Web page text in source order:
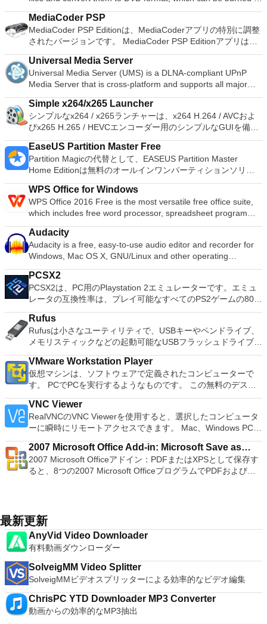
DVD. This can then be played on any standalone DVD player,
Media Center or Home Cinema. There are a number of useful
tools included in DVD Flick, including the ability to add
additional custom audio tracks, and subtitles as well as create
a menu for easier navigation. DVD Flick supports over 45 file
formats, 60 video codecs, and 40 audio codecs. When you
have created a menu and added subtitles (if required) you
can then burn your project to disc after encoding. DVD Flick
can also read AviSynth scripts, which allow you to do
advanced post processing of images using a powerful
scripting language. You will need to have AviSynth installed in
order to use its functionality in DVD Flick. Key Features
Include: Burn video files to DVD. Support for over 45 file
formats. Support for over 60 video codecs. Support for over
40 audio codecs. Add your own subtitles. Easy to use
encoding. DVD Flick uses the powerful FFMPEG project to
decode the many file formats and codecs it supports.
FFMPEG is also used to provide audio and video encoding
functionality in order to produce the finalized DVD. Overall,
DVD Flick is fantastic tool that is lightweight, easy to use and
has virtually no learning curve. The interface is really simple
to navigate and users of all levels of expertise will be able to
convert and burn DVD files in no time.
MediaCoder PSP
MediaCoder PSP Editionは、MediaCoderアプリの特別に調整
されたバージョンです。 MediaCoder PSP Editionアプリは、
ソニーのポータブルゲームハンドセットのビデオメディアをエ
ンコードするためのものです。アプリには最適化されたプリセ
ットが付属しており、高速GPUアクセラレーションエンコー
ディングを使用して最高品質のメディアファイルを提供しま
す。 主な機能は次のとおりです。 PSP AVC / PMP / MKVファ
イルへの変換のサポート。 PSPビデオ用に最適化されたパラ
メーター。 PSPへのファイルの自動転送のサポート。 最高の
視覚的品質のための高度な時間的ビデオフィルタリング。
GPUエンコーディングアクセラレーション。 マルチコアの電
力利用のサポート。 このアプリは、ムービーをPSP互換形式
に変換するように設計されているため、ファイルを変換できる
シンプルなPSP専用ユーザーインターフェイスを備えていま
す。 全体として、MediaCoder PSP Editionアプリは、比較的
高速で、PSPコンソールに高品質のエンコードパフォーマンス
を提供します。
Universal Media Server
Universal Media Server (UMS) is a DLNA-compliant UPnP
Media Server that is cross-platform and supports all major
operating systems, including Windows, Linux and Mac OS X.
It can stream or transcode numerous different media formats
with little or no configuration. Key features include: Easy to
configure. Written in Java for use on Windows, Linux or Mac
OS X. Intuitive user interface. Supported devices include*:
Apple iPhone. Boxee. Google Chromecast. Microsoft Xbox
One. Panasonic TVs. Philips TVs. Roku 3. Samsung TVs.
Showtime. Sony PlayStation 3 (PS3). Sony PlayStation Vita.
XBMC Media Center. Apple iPad. Apple iPod. Microsoft Xbox
360. Sony PlayStation 4 (PS4). Western Digital WD TV Live.
Google Android. UMS is powered by MEncoder, FFmpeg,
tsMuxeR, AviSynth, MediaInfo and more, which combine to
offer support for a wide range of different media formats. If
you want to stream your media to virtually any DLNA-
compatible device around your home, then UMS is the way
undertake on the fly bitrate adjustment that adapts to your
home network. This produces streams that automatically give
you the maximum available sound and video quality you can
get. The application also features a web interface for easy
use if your destination doesn't support DLNA, and it also
works with subtitles and subtitle files too. *This list is not
exhaustive. Looking for the Mac version of Universal Media
Server? Download Here
Simple x264/x265 Launcher
シンプルなx264 / x265ランチャーは、x264 H.264 / AVCおよ
びx265 H.265 / HEVCエンコーダー用のシンプルなGUIを備え
た軽量アプリです。 64ビットバージョンのエンコーダーで使
用でき、AvisynthおよびVapourSynth入力のサポートを提供し
ます。 シンプルなx264 / x265ランチャーには、使いやすいレ
イアウトがあり、組み込みの参照ボタンを使用してファイルを
簡単に追加したり、ファイルをドラッグアンドドロップしたり
できます。 AVS、VPY、MKV、MP4、AVI、FLV、Y4M、YUV
などのさまざまな形式をサポートしています。 主な機能は次
のとおりです。 H.264 / AVC（x264）およびH.265 /
HEVC（x265）ファイルの作成のサポート。 64ビットおよび
32ビットエンコーダーバイナリのサポート。 バッチエンコー
ディングのサポートが実装されています。 新しいジョブを追
加するためのコマンドラインインターフェイスのサポート。
複数のエンコードジョブを同時に実行できます。 Avisynthお
よびVapurSynthフレームサーバー入力のサポート。 32ビット
のAvisynth / VapourSynthは、64ビットのx264 / x265と混在で
ー定義のテンプレートを使用してエンコーダー構成を管理しま
す。 簡単なエンコーダ設定。 完全に自己完結型で、追加のコ
ーデックやプラグインは必要ありません。 テスト中、Simple
x264 / x265 Launcherは比較的迅速にタスクを実行でき、良好
な出力結果をもたらしました。そうは言っても、ファイルのサ
イズが大きくなると多少苦労し、エンコード処理を完了するの
により多くの時間が必要になりました。 全体として、Simple
x264 / x265 Launcherは、マルチメディアファイルをエンコー
ドするための直感的なGUIを備えた信頼性の高い強力なビデオ
エンコーダーです。レイアウトは目にやさしいため、初心者か
らエキスパートまで、あらゆるレベルの専門知識を持つユーザ
ーに適しています。そうは言っても、構成設定の一部は初心者
ユーザーが理解するのが難しくなる可能性があり、アプリのマ
イナス面は小さなフットプリントを残さず、強力なPCを実行
EaseUS Partition Master Free
Partition Magicの代替として、EASEUS Partition Master
Home Editionは無料のオールインワンパーティションソリュ
ーションおよびディスク管理ユーティリティです。パーティシ
ョンの拡張（特にシステムドライブ用）、ディスク領域の管
理、MBRおよびGUIDパーティションテーブル（GPT）ディス
クのディスク領域不足の問題の解決を可能にします。 パーテ
ィションのサイズ変更/移動システムドライブを拡張するディ
スクとパーティションをコピーパーティションをマージ分割パ
ーティション空き領域を再分配するダイナミックディスクの変
換パーティションを回復する
WPS Office for Windows
WPS Office 2016 Free is the most versatile free office suite,
which includes free word processor, spreadsheet program
and presentation maker. With these three programs you will
easily be able to deal with any office related tasks. WPS
Office 2016 Free has multiple language support for English,
French, German, Spanish, Portuguese,Russian and Polish
languages. To switch between languages requires only a
single click! Despite being a free suite, WPS Office comes
with many innovative features, such as the paragraph
adjustment tool and multiple tabbed feature. It also has a PDF
converter, spell check and word count feature. WPS Office
2016 Personal Edition supports switching language UI,File
Roaming and Docer online templates. Key features include:
Writer Efficient word processor. Presentation Multimedia
presentations creator. Spreadsheets Powerful tool for data
processing and analysis. 100% compatible with MS Office
document file types (.docx, .pptx, .xlsx, etc.). Thousands of
support (iOS and Android). WPS Cloud Storage included.
Although it is a free suite, WPS Office 2016 Free comes with
many innovative features, including a useful a paragraph
adjustment tool int he Writer program. It has an Office to PDF
converter, automatic spell checking and word count features.
It also has some neat tools such as the Watermark in
document, and converting PowerPoint to Word document
effective slide show maker that helps you to create impressive
multimedia presentations; and the Spreadsheets program is
both a flexible and a powerful spreadsheet application.
Audacity
Audacity is a free, easy-to-use audio editor and recorder for
Windows, Mac OS X, GNU/Linux and other operating
systems. You can use Audacity to: Record live audio. Convert
tapes and records into digital recordings or CDs. Edit Ogg
Vorbis, MP3, WAV or AIFF sound files. Cut, copy, splice or mix
sounds together. Change the speed or pitch of a recording.
Add new effects with LADSPA plug-ins. And more!
PCSX2
PCSX2は、PC用のPlaystation 2エミュレーターです。エミュ
レータの互換性率は、プレイ可能なすべてのPS2ゲームの80％
以上を誇っています。かなり強力なコンピューターを所有して
いる場合、PCSX2は優れたエミュレーターです。また、この
アプリケーションはローエンドコンピューターのサポートも提
供するため、Playstation 2コンソールのすべての所有者は、
PCで動作するゲームを見ることができます。 PCSX2エミュレ
ーターを使用すると、PS2コントローラーを使用して、本物の
プレイステーション体験をシミュレートできます。このアプリ
ケーションでは、ディスクからゲームを直接実行することも、
ハードドライブからISOイメージとして実行することもできま
す。 主な機能は次のとおりです。 Savestates：ボタンを1つ
押すだけで、ゲームの現在の「状態」を保存できます。 無制
限のメモリーカード：好きなだけメモリーカードを保存でき、
8MBから64MBまでの単一の物理カードに制限されなくなりま
した。 高解像度グラフィックス：PCSX2を使用すると、
1080pまたは4K HDでゲームをプレイできます。 全体とし
労し、時々フリーズまたはクラッシュすることです。* PCSX2
を使用するには、コンソールから抽出できるPlaystation 2
BIOSが必要です。
Rufus
Rufusは小さなユーティリティで、USBキーやペンドライブ、
メモリスティックなどの起動可能なUSBフラッシュドライブを
フォーマットおよび作成できます。 Rufusは、次のシナリオで
役立ちます。 Windows、Linux、およびUEFI用の起動可能な
ISOからUSBインストールメディアを作成する必要がある場
合。 OSがインストールされていないシステムで作業する必要
がある場合。 BIOSまたはその他のファームウェアをDOSから
フラッシュする必要がある場合。 低レベルのユーティリティ
を実行する必要がある場合。 Rufusは次の* ISOで動作しま
す：Arch Linux、Archbang、BartPE / pebuilder、CentOS、
Damn Small Linux、Fedora、FreeDOS、Gentoo、
gNewSense、Hiren&#39;s Boot CD、LiveXP、Knoppix、
Kubuntu、Linux Mint、NT Password Registry Editor、
OpenSUSE、Parted Magic、Slackware、Tails、Trinity
ん。 サポートされている言語は次のとおりです。インドネシ
ア語、マレーシア語、セシュティナ、ダンスク、ドイツ語、英
語、スペイン語、フランス語、フルバツキー、イタリア語、ラ
ク、ポルスキ、ポルトガル、ポルトガル、スロヴェンスキー、
スロベンツキー、スロヴェンスキーSrpski、Suomi、
Svenska、Türkçe。
VMware Workstation Player
仮想マシンは、ソフトウェアで定義されたコンピューターで
す。 PCでPCを実行するようなものです。 この無料のデスク
トップ仮想化ソフトウェアアプリケーションにより、VMware
Workstation、VMware Fusion、VMware Server、または
VMware ESXで作成された仮想マシンを簡単に操作できます。
主な機能は次のとおりです。 1台のPCで複数のオペレーティ
ングシステムを同時に実行します。 インストールや構成の問
題なしに、事前構成された製品の利点を体験してください。
ホストコンピューターと仮想マシン間でデータを共有します。
32ビットと64ビットの両方の仮想マシンを実行します。 2-
レーティングシステムのサポート。 USB 2.0デバイスのサポー
ト。 起動時にアプライアンス情報を取得します。 直感的なホ
ームページインターフェイスを介して仮想マシンに簡単にアク
セスできます。 VMware Playerは、Microsoft Virtual Server仮
想マシンまたはMicrosoft Virtual PC仮想マシンもサポートして
います。
VNC Viewer
RealVNCのVNC Viewerを使用すると、選択したコンピュータ
ーに瞬時にリモートアクセスできます。 Mac、Windows PC、
またはLinuxマシン、世界中のどこからでも。 VNC Viewerを
使用すると、コンピューターのデスクトップを表示したり、コ
ンピューターの前に直接座っているかのようにマウスとキーボ
ードを制御したりできます。 VNC Viewerは、インストールと
トフォームにVNC Viewerをインストールする権限がない場合
は、スタンドアロンオプションを選択する必要があります。
主な機能は次のとおりです。 クラウドサービスを介してVNC
Connectを実行しているコンピューターに接続します。 Apple
Screen Sharing（ARD）などのサードパーティ製のVNC互換
ソフトウェアを実行しているコンピューターに直接接続しま
す。 各デバイスでVNC Viewerにサインインして、すべてのデ
バイス間の接続をバックアップおよび同期します。 仮想キー
ボードの上のスクロールバーには、Command / Windowsなど
2007 Microsoft Office Add-in: Microsoft Save as
PDF or XPS
2007 Microsoft Officeアドイン：PDFまたはXPSとして保存す
ると、8つの2007 Microsoft OfficeプログラムでPDFおよび
ます（特定の機能はプログラムによって異なります）。 この
ダウンロードは、次のOfficeプログラムで動作します。
Microsoft Office Access 2007。 Microsoft Office Excel 2007。
Microsoft Office InfoPath 2007。 Microsoft Office OneNote
2007。 Microsoft Office PowerPoint 2007。 Microsoft Office
Publisher 2007。 Microsoft Office Visio 2007。 Microsoft
Office Word 2007。 2007 Microsoft Officeプログラムのこの
Microsoft Save as PDFまたはXPSアドインは、2007 Microsoft
Office systemソフトウェアの補足条項であり、2007 Microsoft
Office systemソフトウェアのライセンス条項の対象となりま
最新更新
AnyVid Video Downloader
有料動画ダウンローダー
SolveigMM Video Splitter
SolveigMMビデオスプリッターによる効率的なビデオ編集
ChrisPC YTD Downloader MP3 Converter
動画からの効率的なMP3抽出